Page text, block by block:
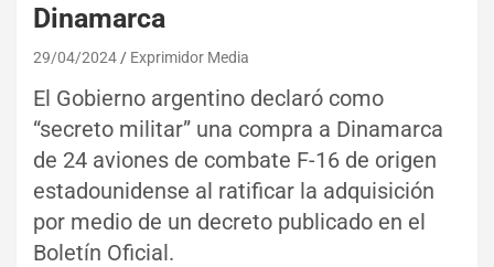
Dinamarca
29/04/2024 Exprimidor Media
El Gobierno argentino declaró como
“secreto militar” una compra a Dinamarca
de 24 aviones de combate F-16 de origen
estadounidense al ratificar la adquisición
por medio de un decreto publicado en el
Boletín Oficial.